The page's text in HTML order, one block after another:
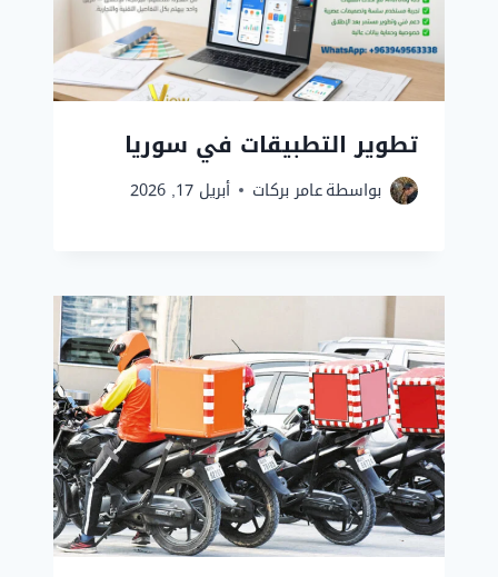
تطوير التطبيقات في سوريا
بواسطةعامر بركات أبريل 17, 2026